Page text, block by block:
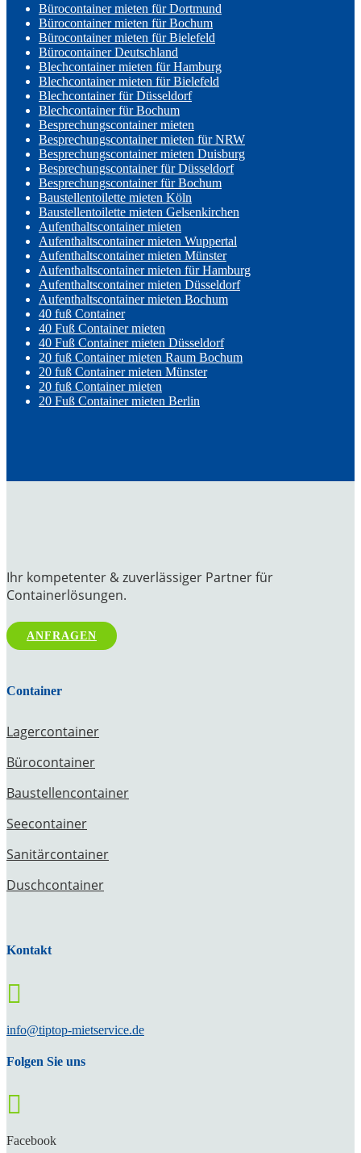
Bürocontainer mieten für Dortmund
Bürocontainer mieten für Bochum
Bürocontainer mieten für Bielefeld
Bürocontainer Deutschland
Blechcontainer mieten für Hamburg
Blechcontainer mieten für Bielefeld
Blechcontainer für Düsseldorf
Blechcontainer für Bochum
Besprechungscontainer mieten
Besprechungscontainer mieten für NRW
Besprechungscontainer mieten Duisburg
Besprechungscontainer für Düsseldorf
Besprechungscontainer für Bochum
Baustellentoilette mieten Köln
Baustellentoilette mieten Gelsenkirchen
Aufenthaltscontainer mieten
Aufenthaltscontainer mieten Wuppertal
Aufenthaltscontainer mieten Münster
Aufenthaltscontainer mieten für Hamburg
Aufenthaltscontainer mieten Düsseldorf
Aufenthaltscontainer mieten Bochum
40 fuß Container
40 Fuß Container mieten
40 Fuß Container mieten Düsseldorf
20 fuß Container mieten Raum Bochum
20 fuß Container mieten Münster
20 fuß Container mieten
20 Fuß Container mieten Berlin
Ihr kompetenter & zuverlässiger Partner für
Containerlösungen.
ANFRAGEN
Container
Lagercontainer
Bürocontainer
Baustellencontainer
Seecontainer
Sanitärcontainer
Duschcontainer
Kontakt

info@tiptop-mietservice.de
Folgen Sie uns

Facebook